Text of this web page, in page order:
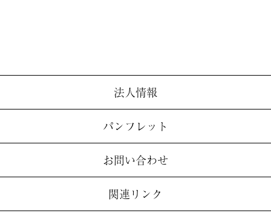
法人情報
パンフレット
お問い合わせ
関連リンク